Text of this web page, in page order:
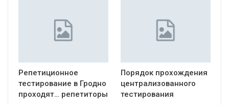
Репетиционное
тестирование в Гродно
проходят… репетиторы
Порядок прохождения
централизованного
тестирования